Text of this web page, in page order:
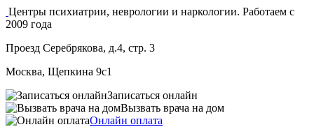
Центры психиатрии, неврологии и наркологии. Работаем с
2009 года
Проезд Серебрякова, д.4, стр. 3
Москва, Щепкина 9с1
Записаться онлайн
Вызвать врача на дом
Онлайн оплата